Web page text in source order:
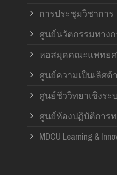
การประชุมวิชาการ
ศูนย์นวัตกรรมทางก
หอสมุดคณะแพทย
ศูนย์ความเป็นเลิศ
ศูนย์ชีววิทยาเชิงระ
ศูนย์ห้องปฏิบัติการ
MDCU Learning &